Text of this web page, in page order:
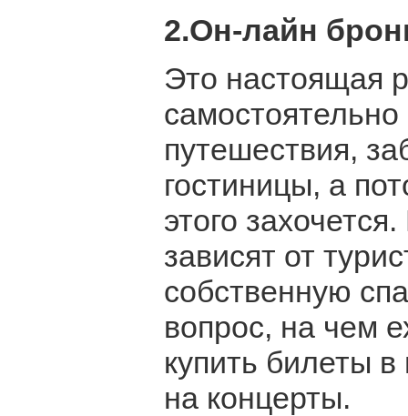
2.Он-лайн
Это настоящая
путешествия,
гостиницы, а
этого
зависят от
собственную
вопрос, на чем
купить билеты
на концерты.